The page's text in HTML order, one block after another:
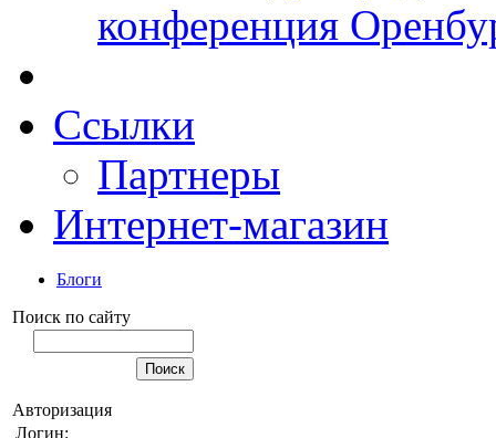
конференция
Ссылки
Партнеры
Интернет-магазин
Блоги
Поиск по сайту
Авторизация
Логин: